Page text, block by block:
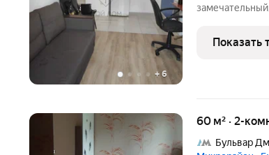
+ 6
Показать
60 м² · 2-
Бульвар